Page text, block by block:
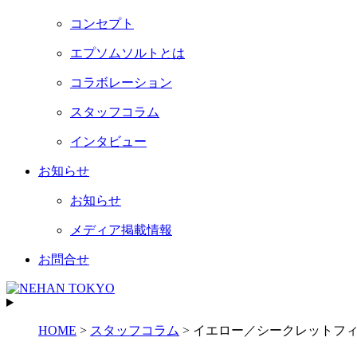
コンセプト
エプソムソルトとは
コラボレーション
スタッフコラム
インタビュー
お知らせ
お知らせ
メディア掲載情報
お問合せ
HOME > スタッフコラム > イエロー／シークレットフ